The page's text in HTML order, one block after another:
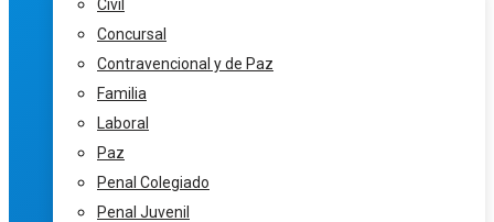
Civil
Concursal
Contravencional y de Paz
Familia
Laboral
Paz
Penal Colegiado
Penal Juvenil